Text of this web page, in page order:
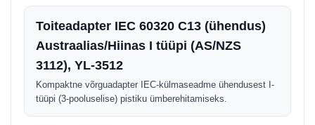
Toiteadapter IEC 60320 C13 (ühendus)
Austraalias/Hiinas I tüüpi (AS/NZS
3112), YL-3512
Kompaktne võrguadapter IEC-külmaseadme ühendusest I-
tüüpi (3-pooluselise) pistiku ümberehitamiseks.